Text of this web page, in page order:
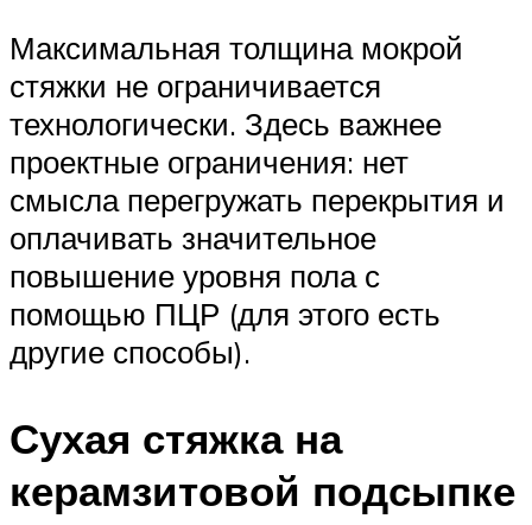
Максимальная толщина мокрой
стяжки не ограничивается
технологически. Здесь важнее
проектные ограничения: нет
смысла перегружать перекрытия и
оплачивать значительное
повышение уровня пола с
помощью ПЦР (для этого есть
другие способы).
Сухая стяжка на
керамзитовой подсыпке